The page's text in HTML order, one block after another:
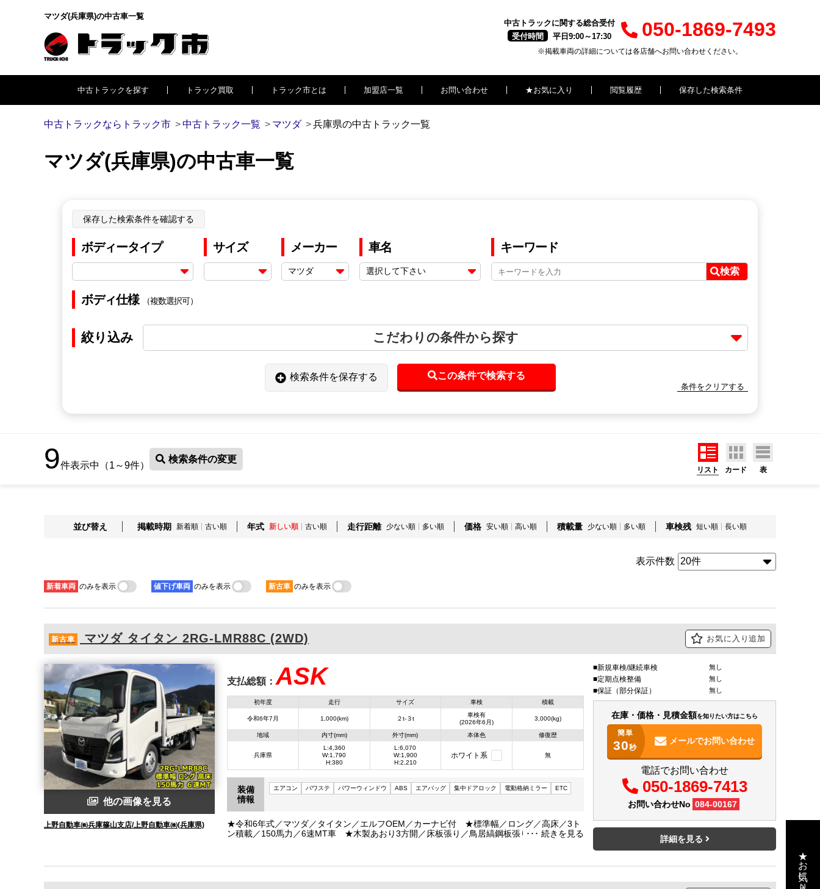
マツダ(兵庫県)の中古車一覧
中古トラックに関する総合受付
受付時間
平日9:00～17:30 050-1869-7493
※掲載車両の詳細については各店舗へお問い合わせください。
中古トラックを探す トラック買取 トラック市とは 加盟店一覧 お問い合わせ ★お気に入り 閲覧履歴 保存した検索条件
中古トラックならトラック市 中古トラック一覧 マツダ 兵庫県の中古トラック一覧
マツダ(兵庫県)の中古車一覧
保存した検索条件を確認する
ボディータイプ サイズ メーカー 車名 キーワード
検索
ボディ仕様 （複数選択可）
絞り込み こだわりの条件から探す
検索条件を保存する この条件で検索する
条件をクリアする
9件表示中（1～9件）
検索条件の変更
リスト カード 表
並び替え 掲載時期 新着順 古い順 年式 新しい順 古い順 走行距離 少ない順 多い順 価格 安い順 高い順 積載量 少ない順 多い順 車検残 短い順 長い順
表示件数
新着車両 のみを表示 値下げ車両 のみを表示 新古車 のみを表示
新古車 マツダ タイタン 2RG-LMR88C (2WD) お気に入り追加
他の画像を見る
上野自動車㈱兵庫篠山支店/上野自動車㈱(兵庫県)
支払総額： ASK
初年度
令和6年7月
走行
1,000(km)
サイズ
２t-３t
車検
車検有
(2026年6月)
積載
3,000(kg)
地域
兵庫県
内寸(mm)
L:4,360
W:1,790
H:380
外寸(mm)
L:6,070
W:1,900
H:2,210
本体色
ホワイト系
修復歴
無
装備
情報
エアコン パワステ パワーウィンドウ ABS エアバッグ 集中ドアロック 電動格納ミラー ETC
★令和6年式／マツダ／タイタン／エルフOEM／カーナビ付 ★標準幅／ロング／高床／3ト
ン積載／150馬力／6速MT車 ★木製あおり3方開／床板張り／鳥居縞鋼板張り ★ボディ長
新規車検/継続車検 無し
定期点検整備 無し
保証（部分保証） 無し
在庫・価格・見積金額を知りたい方はこちら
簡単
30秒
メールでお問い合わせ
電話でお問い合わせ
050-1869-7413
お問い合わせNo 084-00167
詳細を見る
★お気に入り・閲覧履歴